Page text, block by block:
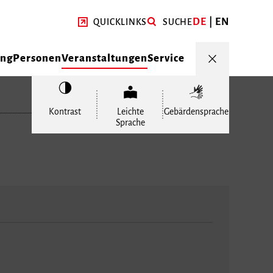
QUICKLINKS SUCHEDE EN
PersonenVeranstaltungenService
Kontrast
Leichte
Sprache
Gebärdensprache